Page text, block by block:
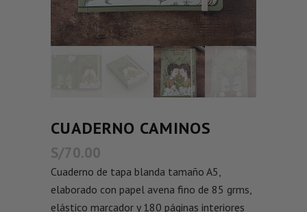
CUADERNO CAMINOS
S/70.00
Cuaderno de tapa blanda tamaño A5,
elaborado con papel avena fino de 85 grms,
elástico marcador y 180 páginas interiores